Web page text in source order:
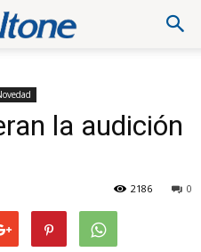
la audición
0
2186